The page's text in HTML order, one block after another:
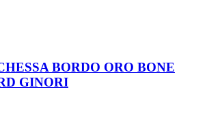
BORDO ORO BONE
GINORI